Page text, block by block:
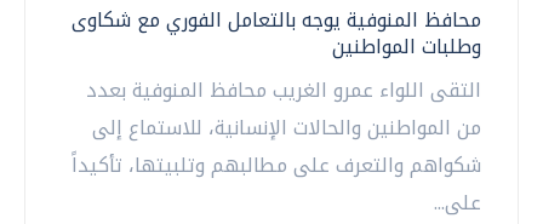
محافظ المنوفية يوجه بالتعامل الفوري مع شكاوى
وطلبات المواطنين
التقى اللواء عمرو الغريب محافظ المنوفية بعدد
من المواطنين والحالات الإنسانية، للاستماع إلى
شكواهم والتعرف على مطالبهم وتلبيتها، تأكيداً
على...